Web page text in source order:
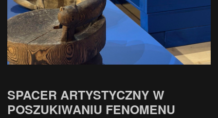
SPACER ARTYSTYCZNY W
POSZUKIWANIU FENOMENU